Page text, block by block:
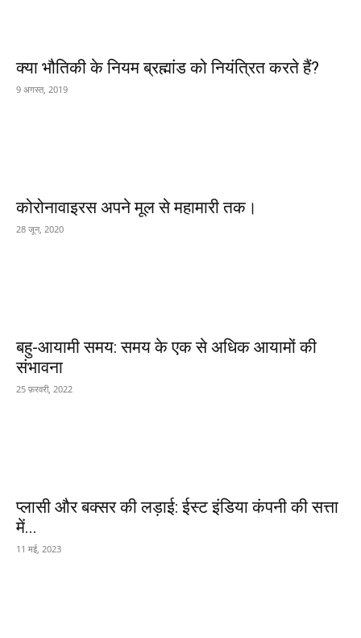
क्या भौतिकी के नियम ब्रह्मांड को नियंत्रित करते हैं?
9 अगस्त, 2019
कोरोनावाइरस अपने मूल से महामारी तक।
28 जून, 2020
बहु-आयामी समय: समय के एक से अधिक आयामों की
संभावना
25 फ़रवरी, 2022
प्लासी और बक्सर की लड़ाई: ईस्ट इंडिया कंपनी की सत्ता
में...
11 मई, 2023